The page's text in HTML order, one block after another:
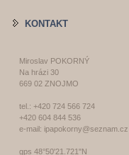
KONTAKT
Miroslav POKORNÝ
Na hrázi 30
669 02 ZNOJMO
tel.: +420 724 566 724
+420 604 844 536
e-mail: ipapokorny@seznam.cz
gps 48°50'21.721"N